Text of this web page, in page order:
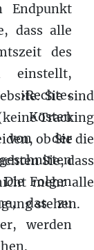
Endpunkt
dass alle
des
einstellt,
von der
Folgen
das zu
werden
Sie sind
Tracking
ob Sie die
Sie, dass
mehr alle
stehen.